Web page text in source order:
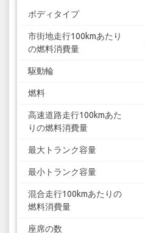
ボディタイプ
市街地走行100kmあたり
の燃料消費量
駆動輪
燃料
高速道路走行100kmあた
りの燃料消費量
最大トランク容量
最小トランク容量
混合走行100kmあたりの
燃料消費量
座席の数